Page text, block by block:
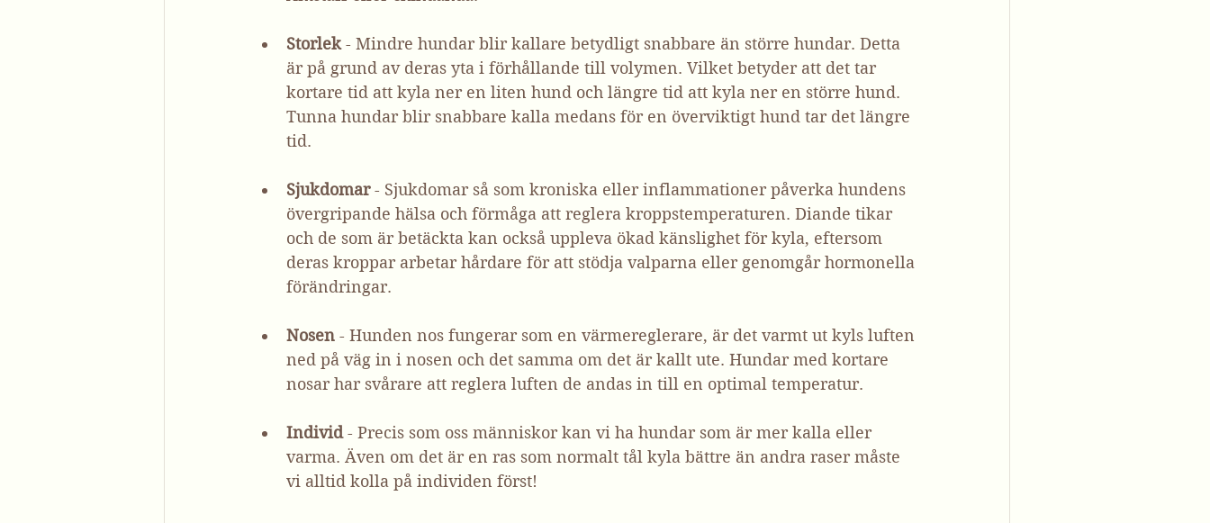
Storlek - Mindre hundar blir kallare betydligt snabbare än större hundar. Detta
är på grund av deras yta i förhållande till volymen. Vilket betyder att det tar
kortare tid att kyla ner en liten hund och längre tid att kyla ner en större hund.
Tunna hundar blir snabbare kalla medans för en överviktigt hund tar det längre
tid.
Sjukdomar - Sjukdomar så som kroniska eller inflammationer påverka hundens
övergripande hälsa och förmåga att reglera kroppstemperaturen. Diande tikar
och de som är betäckta kan också uppleva ökad känslighet för kyla, eftersom
deras kroppar arbetar hårdare för att stödja valparna eller genomgår hormonella
förändringar.
Nosen - Hunden nos fungerar som en värmereglerare, är det varmt ut kyls luften
ned på väg in i nosen och det samma om det är kallt ute. Hundar med kortare
nosar har svårare att reglera luften de andas in till en optimal temperatur.
Individ - Precis som oss människor kan vi ha hundar som är mer kalla eller
varma. Även om det är en ras som normalt tål kyla bättre än andra raser måste
vi alltid kolla på individen först!